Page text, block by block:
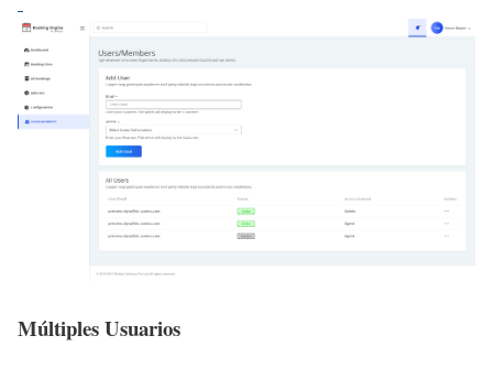
Múltiples Usuarios